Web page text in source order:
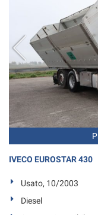
IVECO EUROSTAR 430
Usato, 10/2003
Diesel